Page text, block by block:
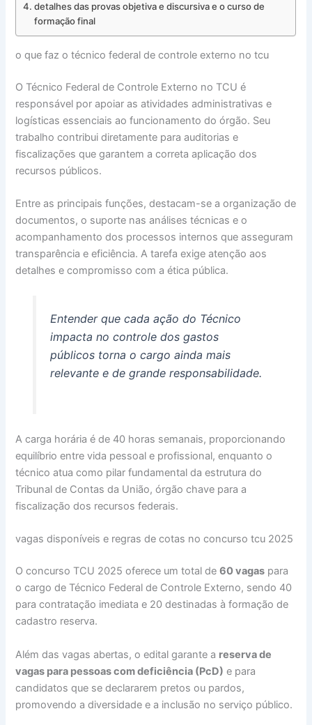
detalhes das provas objetiva e discursiva e o curso de
formação final
o que faz o técnico federal de controle externo no tcu
O Técnico Federal de Controle Externo no TCU é
responsável por apoiar as atividades administrativas e
logísticas essenciais ao funcionamento do órgão. Seu
trabalho contribui diretamente para auditorias e
fiscalizações que garantem a correta aplicação dos
recursos públicos.
Entre as principais funções, destacam-se a organização de
documentos, o suporte nas análises técnicas e o
acompanhamento dos processos internos que asseguram
transparência e eficiência. A tarefa exige atenção aos
detalhes e compromisso com a ética pública.
Entender que cada ação do Técnico
impacta no controle dos gastos
públicos torna o cargo ainda mais
relevante e de grande responsabilidade.
A carga horária é de 40 horas semanais, proporcionando
equilíbrio entre vida pessoal e profissional, enquanto o
técnico atua como pilar fundamental da estrutura do
Tribunal de Contas da União, órgão chave para a
fiscalização dos recursos federais.
vagas disponíveis e regras de cotas no concurso tcu 2025
O concurso TCU 2025 oferece um total de60 vagas para
o cargo de Técnico Federal de Controle Externo, sendo 40
para contratação imediata e 20 destinadas à formação de
cadastro reserva.
Além das vagas abertas, o edital garante a reserva de
vagas para pessoas com deficiência (PcD) e para
candidatos que se declararem pretos ou pardos,
promovendo a diversidade e a inclusão no serviço público.